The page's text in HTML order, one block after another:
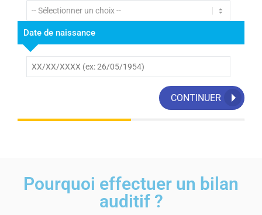
Date de naissance
CONTINUER
Pourquoi effectuer un bilan
auditif ?